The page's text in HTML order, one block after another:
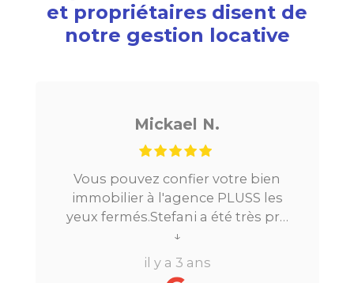
et propriétaires disent de
notre gestion locative
Mickael N.
Vous pouvez confier votre bien
immobilier à l'agence PLUSS les
yeux fermés.Stefani a été très pro
tout au long du processus.Très
réactive, elle a su répondre à
toutes mes questions en moins de
↓
il y a 3 ans